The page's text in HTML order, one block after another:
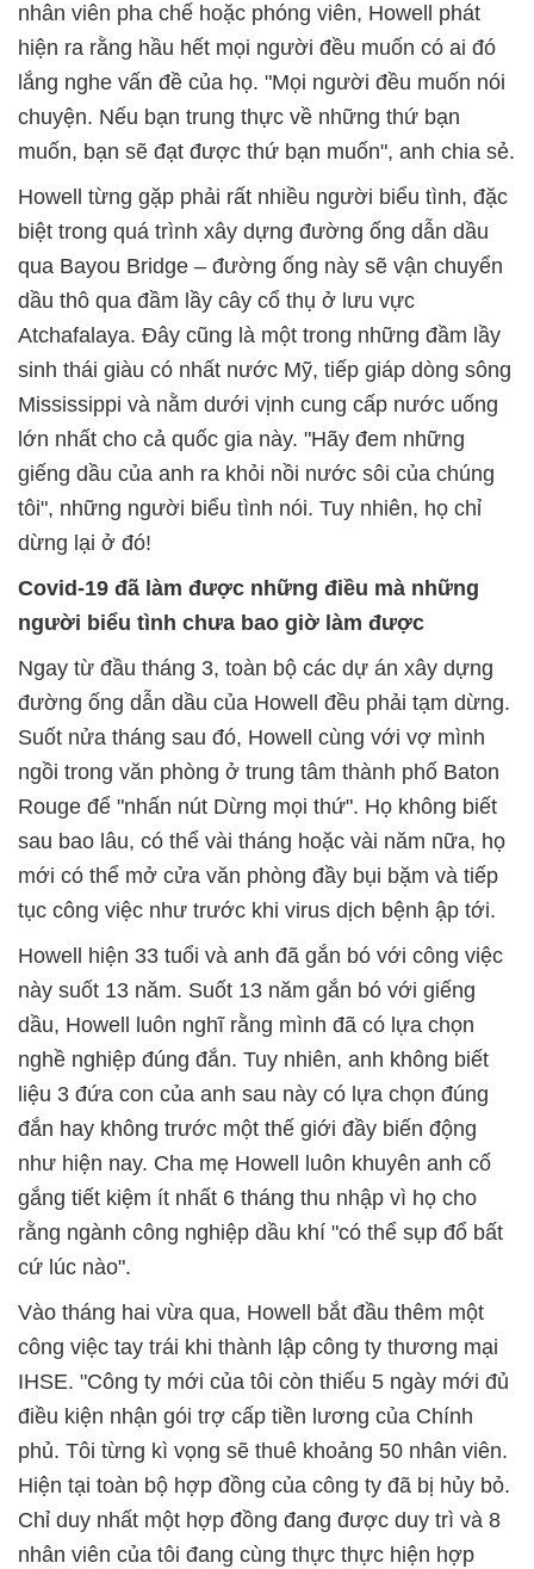
nhân viên pha chế hoặc phóng viên, Howell phát
hiện ra rằng hầu hết mọi người đều muốn có ai đó
lắng nghe vấn đề của họ. "Mọi người đều muốn nói
chuyện. Nếu bạn trung thực về những thứ bạn
muốn, bạn sẽ đạt được thứ bạn muốn", anh chia sẻ.
Howell từng gặp phải rất nhiều người biểu tình, đặc
biệt trong quá trình xây dựng đường ống dẫn dầu
qua Bayou Bridge – đường ống này sẽ vận chuyển
dầu thô qua đầm lầy cây cổ thụ ở lưu vực
Atchafalaya. Đây cũng là một trong những đầm lầy
sinh thái giàu có nhất nước Mỹ, tiếp giáp dòng sông
Mississippi và nằm dưới vịnh cung cấp nước uống
lớn nhất cho cả quốc gia này. "Hãy đem những
giếng dầu của anh ra khỏi nồi nước sôi của chúng
tôi", những người biểu tình nói. Tuy nhiên, họ chỉ
dừng lại ở đó!
Covid-19 đã làm được những điều mà những
người biểu tình chưa bao giờ làm được
Ngay từ đầu tháng 3, toàn bộ các dự án xây dựng
đường ống dẫn dầu của Howell đều phải tạm dừng.
Suốt nửa tháng sau đó, Howell cùng với vợ mình
ngồi trong văn phòng ở trung tâm thành phố Baton
Rouge để "nhấn nút Dừng mọi thứ". Họ không biết
sau bao lâu, có thể vài tháng hoặc vài năm nữa, họ
mới có thể mở cửa văn phòng đầy bụi bặm và tiếp
tục công việc như trước khi virus dịch bệnh ập tới.
Howell hiện 33 tuổi và anh đã gắn bó với công việc
này suốt 13 năm. Suốt 13 năm gắn bó với giếng
dầu, Howell luôn nghĩ rằng mình đã có lựa chọn
nghề nghiệp đúng đắn. Tuy nhiên, anh không biết
liệu 3 đứa con của anh sau này có lựa chọn đúng
đắn hay không trước một thế giới đầy biến động
như hiện nay. Cha mẹ Howell luôn khuyên anh cố
gắng tiết kiệm ít nhất 6 tháng thu nhập vì họ cho
rằng ngành công nghiệp dầu khí "có thể sụp đổ bất
cứ lúc nào".
Vào tháng hai vừa qua, Howell bắt đầu thêm một
công việc tay trái khi thành lập công ty thương mại
IHSE. "Công ty mới của tôi còn thiếu 5 ngày mới đủ
điều kiện nhận gói trợ cấp tiền lương của Chính
phủ. Tôi từng kì vọng sẽ thuê khoảng 50 nhân viên.
Hiện tại toàn bộ hợp đồng của công ty đã bị hủy bỏ.
Chỉ duy nhất một hợp đồng đang được duy trì và 8
nhân viên của tôi đang cùng thực thực hiện hợp